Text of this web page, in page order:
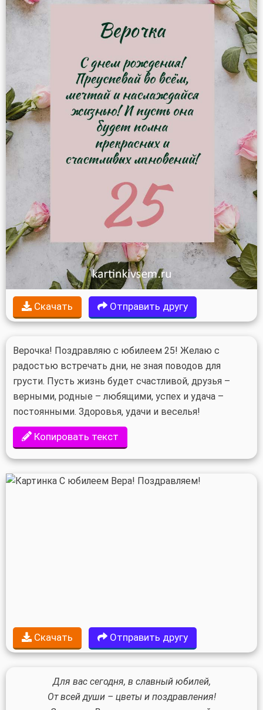
Скачать Отправить другу
Верочка! Поздравляю с юбилеем 25! Желаю с
радостью встречать дни, не зная поводов для
грусти. Пусть жизнь будет счастливой, друзья –
верными, родные – любящими, успех и удача –
постоянными. Здоровья, удачи и веселья!
Копировать текст
Скачать Отправить другу
Для вас сегодня, в славный юбилей,
От всей души – цветы и поздравления!